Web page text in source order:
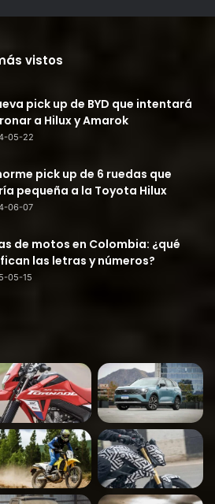
vistos
pick up de BYD que intentará
a Hilux y Amarok
05-22
pick up de 6 ruedas que
pequeña a la Toyota Hilux
06-07
de motos en Colombia: ¿qué
las letras y números?
05-15